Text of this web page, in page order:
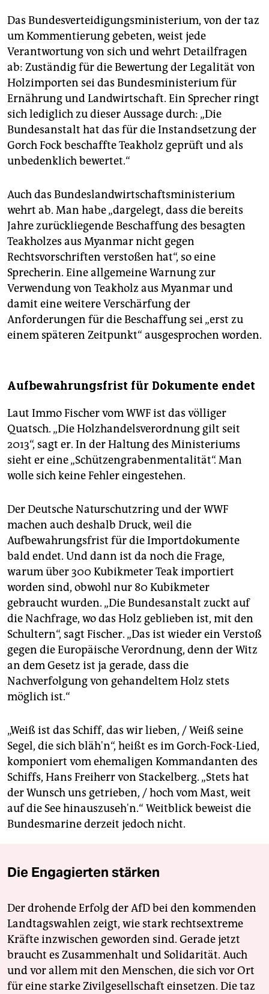
Das Bundesverteidigungsministerium, von der taz
um Kommentierung gebeten, weist jede
Verantwortung von sich und wehrt Detailfragen
ab: Zuständig für die Bewertung der Legalität von
Holzimporten sei das Bundesministerium für
Ernährung und Landwirtschaft. Ein Sprecher ringt
sich lediglich zu dieser Aussage durch: „Die
Bundesanstalt hat das für die Instandsetzung der
Gorch Fock beschaffte Teakholz geprüft und als
unbedenklich bewertet.“
Auch das Bundeslandwirtschaftsministerium
wehrt ab. Man habe „dargelegt, dass die bereits
Jahre zurückliegende Beschaffung des besagten
Teakholzes aus Myanmar nicht gegen
Rechtsvorschriften verstoßen hat“, so eine
Sprecherin. Eine allgemeine Warnung zur
Verwendung von Teakholz aus Myanmar und
damit eine weitere Verschärfung der
Anforderungen für die Beschaffung sei „erst zu
einem späteren Zeitpunkt“ ausgesprochen worden.
Aufbewahrungsfrist für Dokumente endet
Laut Immo Fischer vom WWF ist das völliger
Quatsch. „Die Holzhandelsverordnung gilt seit
2013“, sagt er. In der Haltung des Ministeriums
sieht er eine „Schützengrabenmentalität“. Man
wolle sich keine Fehler eingestehen.
Der Deutsche Naturschutzring und der WWF
machen auch deshalb Druck, weil die
Aufbewahrungsfrist für die Importdokumente
bald endet. Und dann ist da noch die Frage,
warum über 300 Kubikmeter Teak importiert
worden sind, obwohl nur 80 Kubikmeter
gebraucht wurden. „Die Bundesanstalt zuckt auf
die Nachfrage, wo das Holz geblieben ist, mit den
Schultern“, sagt Fischer. „Das ist wieder ein Verstoß
gegen die Europäische Verordnung, denn der Witz
an dem Gesetz ist ja gerade, dass die
Nachverfolgung von gehandeltem Holz stets
möglich ist.“
„Weiß ist das Schiff, das wir lieben, / Weiß seine
Segel, die sich bläh'n“, heißt es im Gorch-Fock-Lied,
komponiert vom ehemaligen Kommandanten des
Schiffs, Hans Freiherr von Stackelberg. „Stets hat
der Wunsch uns getrieben, / hoch vom Mast, weit
auf die See hinauszuseh'n.“ Weitblick beweist die
Bundesmarine derzeit jedoch nicht.
Die Engagierten stärken
Der drohende Erfolg der AfD bei den kommenden
Landtagswahlen zeigt, wie stark rechtsextreme
Kräfte inzwischen geworden sind. Gerade jetzt
braucht es Zusammenhalt und Solidarität. Auch
und vor allem mit den Menschen, die sich vor Ort
für eine starke Zivilgesellschaft einsetzen. Die taz